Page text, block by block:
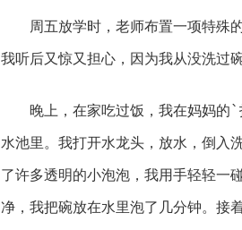
周五放学时，老师布置一项特殊
我听后又惊又担心，因为我从没洗过碗
晚上，在家吃过饭，我在妈妈的
水池里。我打开水龙头，放水，倒入
了许多透明的小泡泡，我用手轻轻一
净，我把碗放在水里泡了几分钟。接